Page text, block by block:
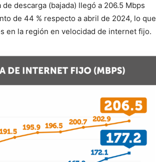
descarga (bajada) llegó a 206.5 Mbps
de 44 % respecto a abril de 2024, lo que
en la región en velocidad de internet fijo.